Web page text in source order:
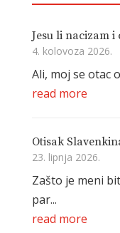
Jesu li nacizam
4. kolovoza 2026.
Ali, moj se otac
read more
Otisak
23. lipnja 2026.
Zašto je meni
par...
read more